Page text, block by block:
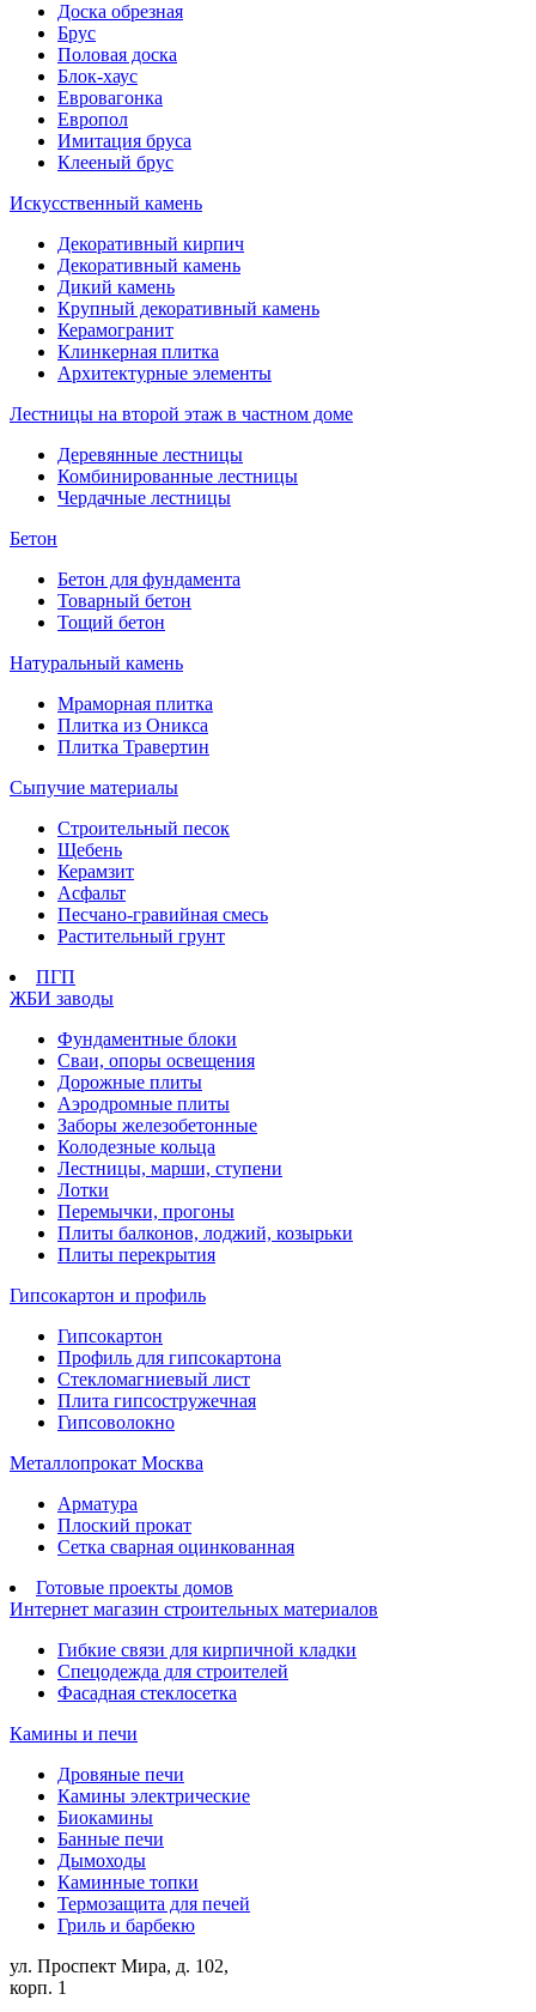
Доска обрезная
Брус
Половая доска
Блок-хаус
Евровагонка
Европол
Имитация бруса
Клееный брус
Искусственный камень
Декоративный кирпич
Декоративный камень
Дикий камень
Крупный декоративный камень
Керамогранит
Клинкерная плитка
Архитектурные элементы
Лестницы на второй этаж в частном доме
Деревянные лестницы
Комбинированные лестницы
Чердачные лестницы
Бетон
Бетон для фундамента
Товарный бетон
Тощий бетон
Натуральный камень
Мраморная плитка
Плитка из Оникса
Плитка Травертин
Сыпучие материалы
Строительный песок
Щебень
Керамзит
Асфальт
Песчано-гравийная смесь
Растительный грунт
ПГП
ЖБИ заводы
Фундаментные блоки
Сваи, опоры освещения
Дорожные плиты
Аэродромные плиты
Заборы железобетонные
Колодезные кольца
Лестницы, марши, ступени
Лотки
Перемычки, прогоны
Плиты балконов, лоджий, козырьки
Плиты перекрытия
Гипсокартон и профиль
Гипсокартон
Профиль для гипсокартона
Стекломагниевый лист
Плита гипсостружечная
Гипсоволокно
Металлопрокат Москва
Арматура
Плоский прокат
Сетка сварная оцинкованная
Готовые проекты домов
Интернет магазин строительных материалов
Гибкие связи для кирпичной кладки
Спецодежда для строителей
Фасадная стеклосетка
Камины и печи
Дровяные печи
Камины электрические
Биокамины
Банные печи
Дымоходы
Каминные топки
Термозащита для печей
Гриль и барбекю
ул. Проспект Мира, д. 102,
корп. 1